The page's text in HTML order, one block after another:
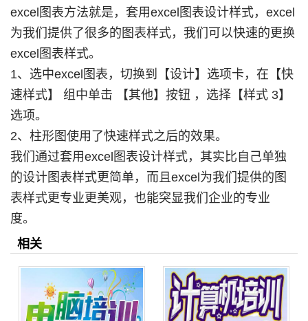
excel图表方法就是，套用excel图表设计样式，excel
为我们提供了很多的图表样式，我们可以快速的更换
excel图表样式。
1、选中excel图表，切换到【设计】选项卡，在【快
速样式】 组中单击 【其他】按钮 ，选择【样式 3】
选项。
2、柱形图使用了快速样式之后的效果。
我们通过套用excel图表设计样式，其实比自己单独
的设计图表样式更简单，而且excel为我们提供的图
表样式更专业更美观，也能突显我们企业的专业
度。
相关